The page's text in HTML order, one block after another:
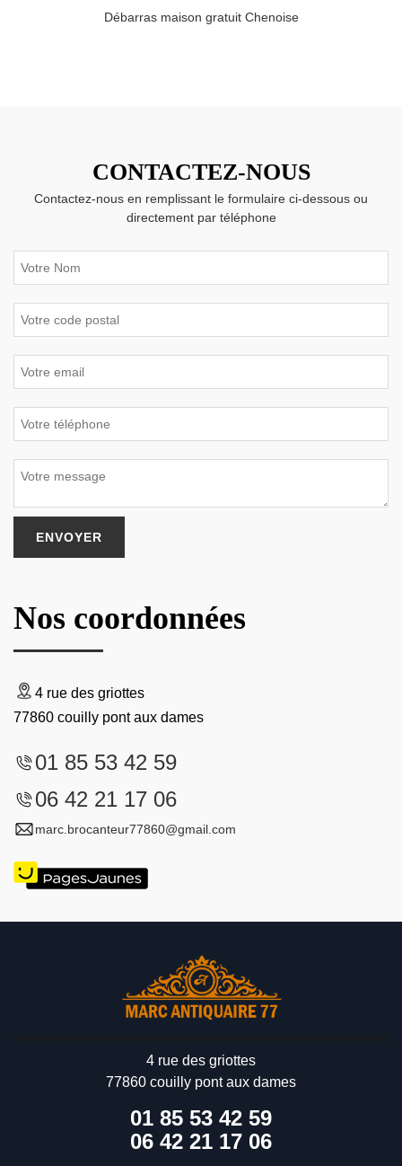
Débarras maison gratuit Chenoise
CONTACTEZ-NOUS
Contactez-nous en remplissant le formulaire ci-dessous ou
directement par téléphone
Nos coordonnées
4 rue des griottes
77860 couilly pont aux dames
01 85 53 42 59
06 42 21 17 06
marc.brocanteur77860@gmail.com
4 rue des griottes
77860 couilly pont aux dames
01 85 53 42 59
06 42 21 17 06